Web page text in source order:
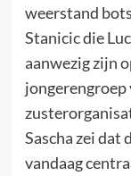
weerstand
Stanicic die
aanwezig zijn
jongerengroep
Sascha zei dat
vandaag